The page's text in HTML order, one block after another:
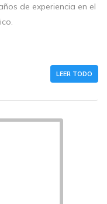
de experiencia en el
LEER TODO